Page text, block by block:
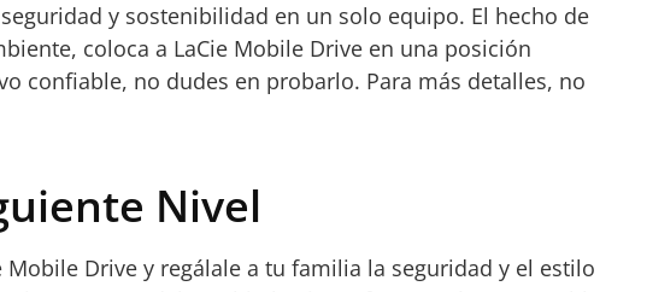
y sostenibilidad en un solo equipo. El hecho de
coloca a LaCie Mobile Drive en una posición
confiable, no dudes en probarlo. Para más detalles, no
Nivel
Drive y regálale a tu familia la seguridad y el estilo